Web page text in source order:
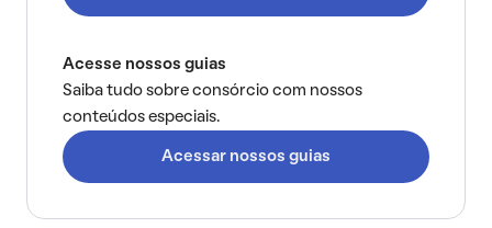
Acesse nossos guias
Saiba tudo sobre consórcio com nossos
conteúdos especiais.
Acessar nossos guias